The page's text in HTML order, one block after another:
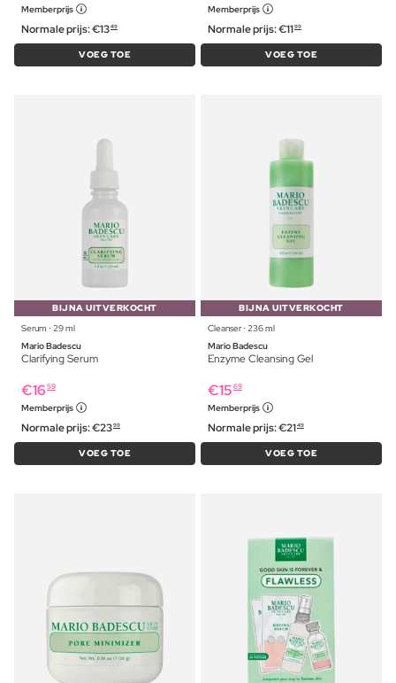
Memberprijs
Normale prijs:€1349
VOEG TOE
Memberprijs
Normale prijs:€1199
VOEG TOE
BIJNA UITVERKOCHT
Serum ⋅ 29 ml
Mario Badescu
Clarifying Serum
€16 59
Memberprijs
Normale prijs:€2399
VOEG TOE
BIJNA UITVERKOCHT
Cleanser ⋅ 236 ml
Mario Badescu
Enzyme Cleansing Gel
€15 69
Memberprijs
Normale prijs:€2149
VOEG TOE